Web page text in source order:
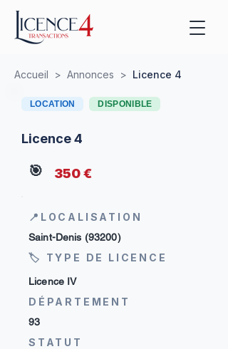
Accueil > Annonces > Licence 4
LOCATION DISPONIBLE
Licence 4
🎯 350 €
📍LOCALISATION
Saint-Denis (93200)
🏷 TYPE DE LICENCE
Licence IV
DÉPARTEMENT
93
STATUT